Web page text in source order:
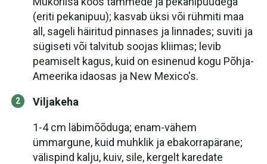
(eriti pekanipuu); kasvab üksi või rühmiti maa
all, sageli häiritud pinnases ja linnades; suviti ja
sügiseti või talvitub soojas kliimas; levib
peamiselt kagus, kuid on esinenud kogu Põhja-
Ameerika idaosas ja New Mexico's.
Viljakeha
1-4 cm läbimõõduga; enam-vähem
ümmargune, kuid muhklik ja ebakorrapärane;
välispind kalju, kuiv, sile, kergelt karedate